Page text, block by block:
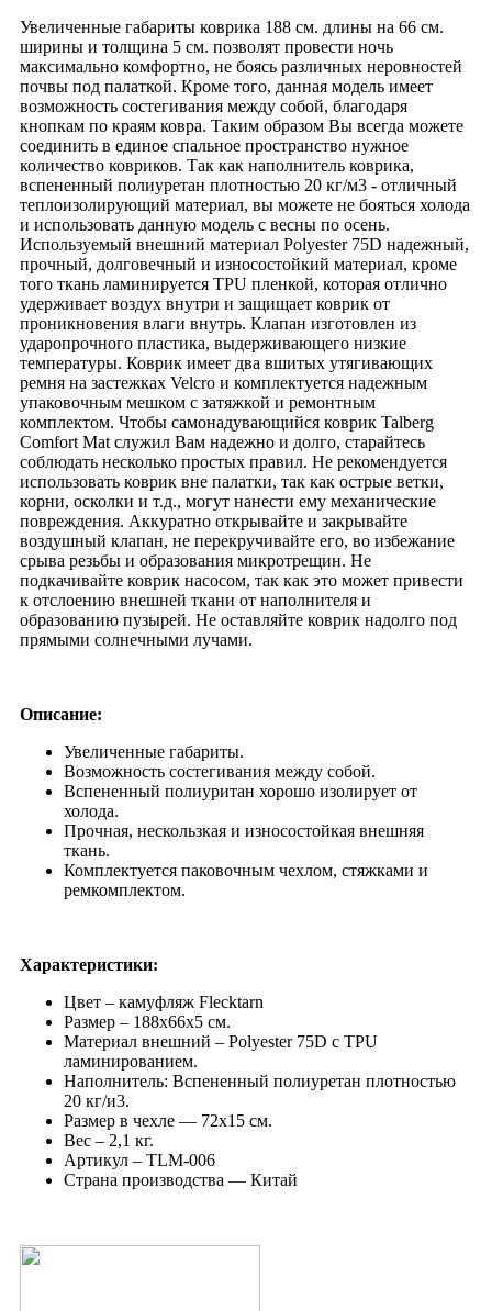
Увеличенные габариты коврика 188 см. длины на 66 см.
ширины и толщина 5 см. позволят провести ночь
максимально комфортно, не боясь различных неровностей
почвы под палаткой. Кроме того, данная модель имеет
возможность состегивания между собой, благодаря
кнопкам по краям ковра. Таким образом Вы всегда можете
соединить в единое спальное пространство нужное
количество ковриков. Так как наполнитель коврика,
вспененный полиуретан плотностью 20 кг/м3 - отличный
теплоизолирующий материал, вы можете не бояться холода
и использовать данную модель с весны по осень.
Используемый внешний материал Polyester 75D надежный,
прочный, долговечный и износостойкий материал, кроме
того ткань ламинируется TPU пленкой, которая отлично
удерживает воздух внутри и защищает коврик от
проникновения влаги внутрь. Клапан изготовлен из
ударопрочного пластика, выдерживающего низкие
температуры. Коврик имеет два вшитых утягивающих
ремня на застежках Velcro и комплектуется надежным
упаковочным мешком с затяжкой и ремонтным
комплектом. Чтобы самонадувающийся коврик Talberg
Comfort Mat служил Вам надежно и долго, старайтесь
соблюдать несколько простых правил. Не рекомендуется
использовать коврик вне палатки, так как острые ветки,
корни, осколки и т.д., могут нанести ему механические
повреждения. Аккуратно открывайте и закрывайте
воздушный клапан, не перекручивайте его, во избежание
срыва резьбы и образования микротрещин. Не
подкачивайте коврик насосом, так как это может привести
к отслоению внешней ткани от наполнителя и
образованию пузырей. Не оставляйте коврик надолго под
прямыми солнечными лучами.
Описание:
Увеличенные габариты.
Возможность состегивания между собой.
Вспененный полиуритан хорошо изолирует от
холода.
Прочная, нескользкая и износостойкая внешняя
ткань.
Комплектуется паковочным чехлом, стяжками и
ремкомплектом.
Характеристики:
Цвет – камуфляж Flecktarn
Размер – 188х66х5 см.
Материал внешний – Polyester 75D с TPU
ламинированием.
Наполнитель: Вспененный полиуретан плотностью
20 кг/и3.
Размер в чехле — 72х15 см.
Вес – 2,1 кг.
Артикул – TLM-006
Страна производства — Китай